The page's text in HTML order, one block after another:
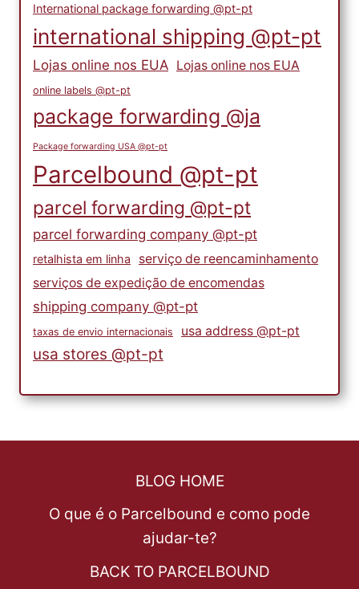
International package forwarding @pt-pt
international shipping @pt-pt
Lojas online nos EUA Lojas online nos EUA
online labels @pt-pt
package forwarding @ja
Package forwarding USA @pt-pt
Parcelbound @pt-pt
parcel forwarding @pt-pt
parcel forwarding company @pt-pt
retalhista em linha
serviço de reencaminhamento
serviços de expedição de encomendas
shipping company @pt-pt
taxas de envio internacionais usa address @pt-pt
usa stores @pt-pt
BLOG HOME
O que é o Parcelbound e como pode
ajudar-te?
BACK TO PARCELBOUND